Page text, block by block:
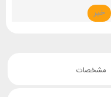
خیر
مشخصات